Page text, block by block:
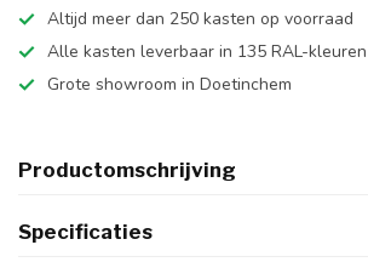
Altijd meer dan 250 kasten op voorraad
Alle kasten leverbaar in 135 RAL-kleuren
Grote showroom in Doetinchem
Productomschrijving
Specificaties